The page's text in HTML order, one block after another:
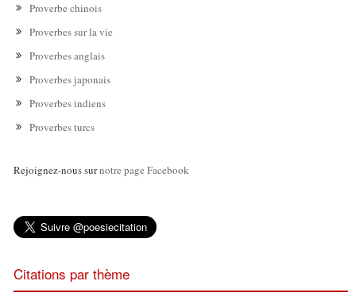
Proverbe chinois
Proverbes sur la vie
Proverbes anglais
Proverbes japonais
Proverbes indiens
Proverbes turcs
Rejoignez-nous surnotre page Facebook
Citations par thème